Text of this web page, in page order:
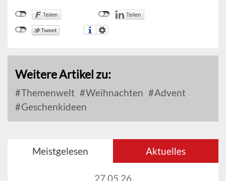
Weitere Artikel zu:
Themenwelt Weihnachten
Advent
Geschenkideen
Meistgelesen Aktuelles
27.05.26